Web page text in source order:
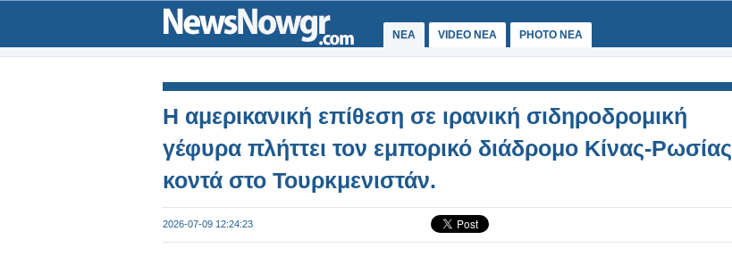
ΝΕΑ VIDEO NEA PHOTO NEA
Η αμερικανική επίθεση σε ιρανική σιδηροδρομική
γέφυρα πλήττει τον εμπορικό διάδρομο Κίνας-Ρωσίας
κοντά στο Τουρκμενιστάν.
2026-07-09 12:24:23